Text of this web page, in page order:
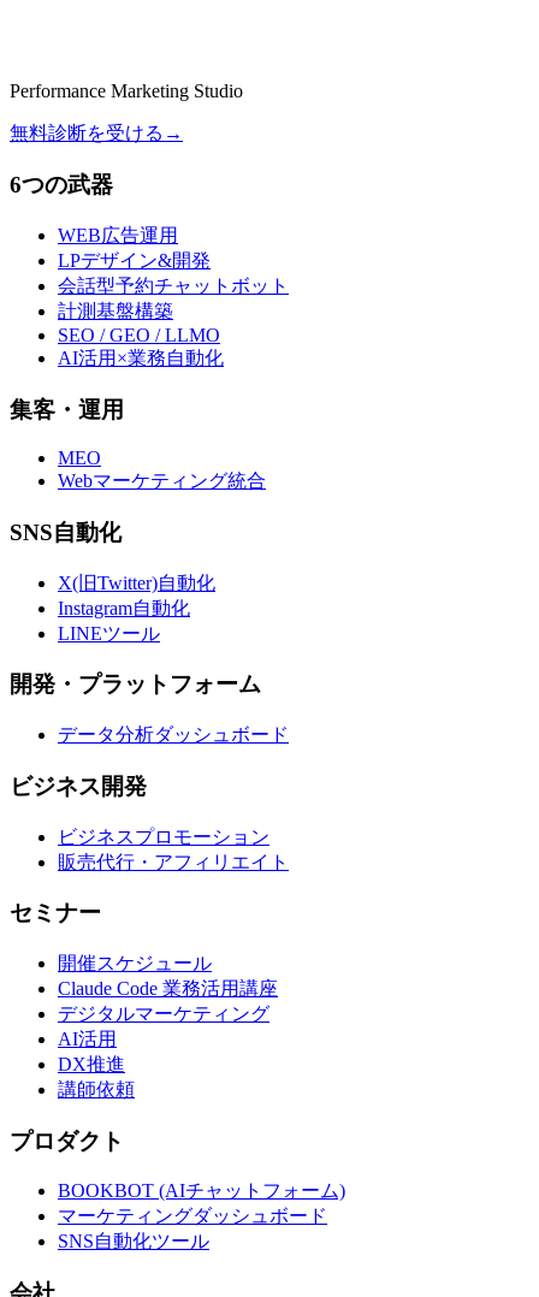
Performance Marketing Studio
無料診断を受ける →
6つの武器
WEB広告運用
LPデザイン&開発
会話型予約チャットボット
計測基盤構築
SEO / GEO / LLMO
AI活用×業務自動化
集客・運用
MEO
Webマーケティング統合
SNS自動化
X(旧Twitter)自動化
Instagram自動化
LINEツール
開発・プラットフォーム
データ分析ダッシュボード
ビジネス開発
ビジネスプロモーション
販売代行・アフィリエイト
セミナー
開催スケジュール
Claude Code 業務活用講座
デジタルマーケティング
AI活用
DX推進
講師依頼
プロダクト
BOOKBOT (AIチャットフォーム)
マーケティングダッシュボード
SNS自動化ツール